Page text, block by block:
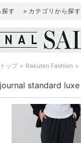
探す カテゴリから探す
トップ Rakuten Fashion
journal standard luxe